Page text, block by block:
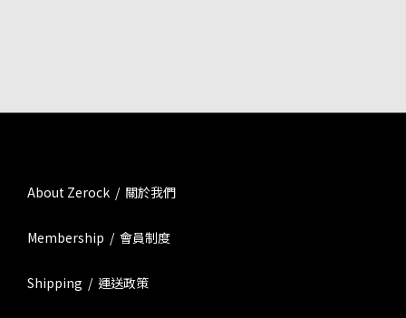
About Zerock / 關於我們
Membership / 會員制度
Shipping / 運送政策